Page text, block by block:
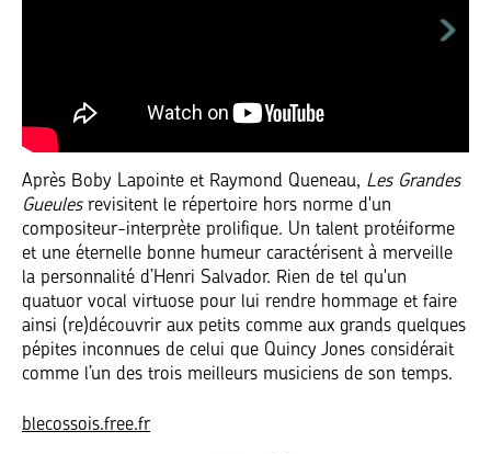
Après Boby Lapointe et Raymond Queneau, Les Grandes
Gueules revisitent le répertoire hors norme d'un
compositeur-interprète prolifique. Un talent protéiforme
et une éternelle bonne humeur caractérisent à merveille
la personnalité d’Henri Salvador. Rien de tel qu'un
quatuor vocal virtuose pour lui rendre hommage et faire
ainsi (re)découvrir aux petits comme aux grands quelques
pépites inconnues de celui que Quincy Jones considérait
comme l’un des trois meilleurs musiciens de son temps.
blecossois.free.fr